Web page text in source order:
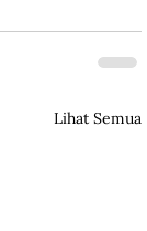
Lihat Semua